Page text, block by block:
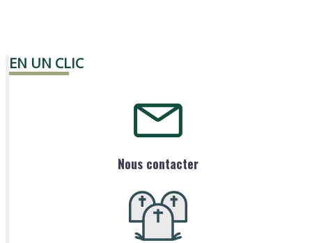
EN UN CLIC
Nous contacter